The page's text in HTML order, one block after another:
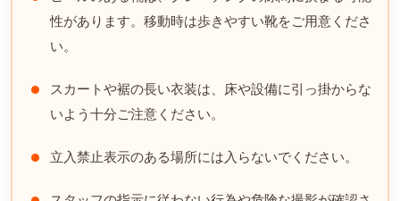
性があります。移動時は歩きやすい靴をご用意くださ
い。
スカートや裾の長い衣装は、床や設備に引っ掛からな
いよう十分ご注意ください。
立入禁止表示のある場所には入らないでください。